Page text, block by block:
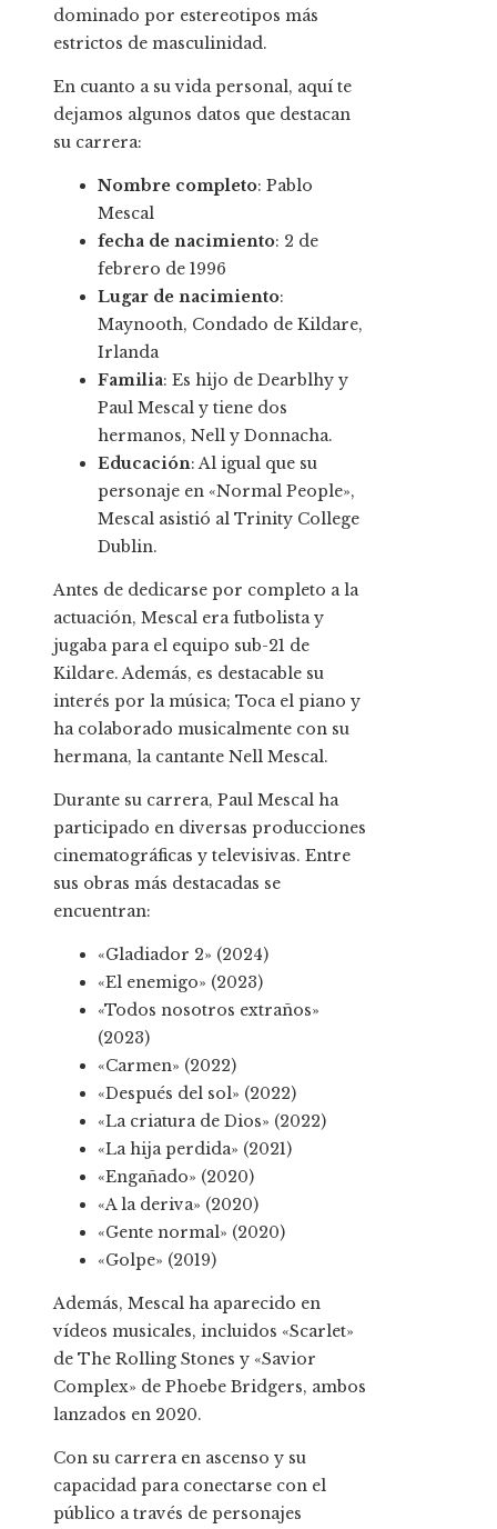
dominado por estereotipos más
estrictos de masculinidad.
En cuanto a su vida personal, aquí te
dejamos algunos datos que destacan
su carrera:
Nombre completo: Pablo
Mescal
fecha de nacimiento: 2 de
febrero de 1996
Lugar de nacimiento:
Maynooth, Condado de Kildare,
Irlanda
Familia: Es hijo de Dearblhy y
Paul Mescal y tiene dos
hermanos, Nell y Donnacha.
Educación: Al igual que su
personaje en «Normal People»,
Mescal asistió al Trinity College
Dublin.
Antes de dedicarse por completo a la
actuación, Mescal era futbolista y
jugaba para el equipo sub-21 de
Kildare. Además, es destacable su
interés por la música; Toca el piano y
ha colaborado musicalmente con su
hermana, la cantante Nell Mescal.
Durante su carrera, Paul Mescal ha
participado en diversas producciones
cinematográficas y televisivas. Entre
sus obras más destacadas se
encuentran:
«Gladiador 2» (2024)
«El enemigo» (2023)
«Todos nosotros extraños»
(2023)
«Carmen» (2022)
«Después del sol» (2022)
«La criatura de Dios» (2022)
«La hija perdida» (2021)
«Engañado» (2020)
«A la deriva» (2020)
«Gente normal» (2020)
«Golpe» (2019)
Además, Mescal ha aparecido en
vídeos musicales, incluidos «Scarlet»
de The Rolling Stones y «Savior
Complex» de Phoebe Bridgers, ambos
lanzados en 2020.
Con su carrera en ascenso y su
capacidad para conectarse con el
público a través de personajes